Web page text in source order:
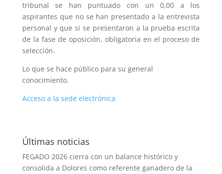
tribunal se han puntuado con un 0,00 a los
aspirantes que no se han presentado a la entrevista
personal y que si se presentaron a la prueba escrita
de la fase de oposición, obligatoria en el proceso de
selección.
Lo que se hace público para su general
conocimiento.
Acceso a la sede electrónica
Últimas noticias
FEGADO 2026 cierra con un balance histórico y
consolida a Dolores como referente ganadero de la